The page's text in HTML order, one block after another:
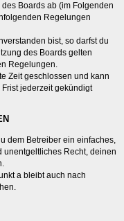
Boards ab (im Folgenden
Regelungen
bist, so darfst du
des Boards gelten
Regelungen.
Zeit geschlossen und kann
jederzeit gekündigt
dem Betreiber ein einfaches,
Recht, deinen
a bleibt auch nach